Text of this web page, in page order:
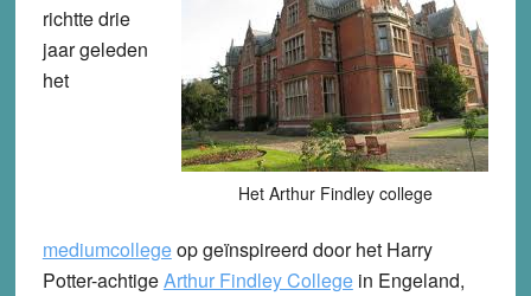
Het Arthur Findley college
richtte drie
jaar geleden
het
mediumcollegeop geïnspireerd door het Harry
Potter-achtigeArthur Findley Collegein Engeland,